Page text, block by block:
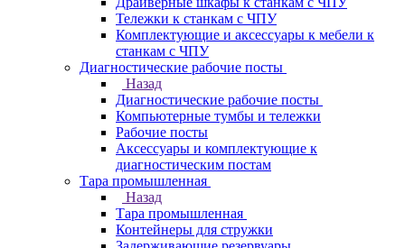
Тележки к станкам с ЧПУ
Комплектующие и аксессуары к мебели к
станкам с ЧПУ
Диагностические рабочие посты
Назад
Диагностические рабочие посты
Компьютерные тумбы и тележки
Рабочие посты
Аксессуары и комплектующие к
диагностическим постам
Тара промышленная
Назад
Тара промышленная
Контейнеры для стружки